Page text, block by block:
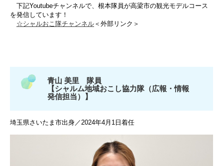
​​ 下記Youtubeチャンネルで、根本隊員が高梁市の観光モデルコース
を発信しています！​
☆シャルおこ隊チャンネル ＜外部リンク＞
青山 美里 隊員
【シャルム地域おこし協力隊（広報・情報
発信担当）】
埼玉県さいたま市出身／2024年4月1日着任